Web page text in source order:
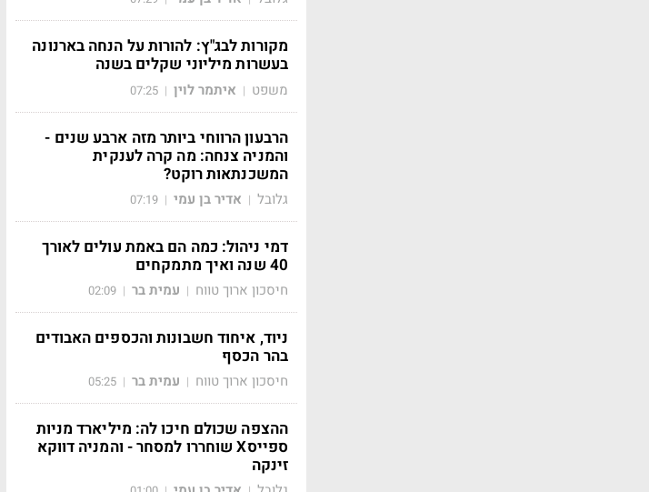
מקורות לבג"ץ: להורות על הנחה בארנונה
בעשרות מיליוני שקלים בשנה
משפט | איתמר לוין |
07:25
הרבעון הרווחי ביותר מזה ארבע שנים -
והמניה צנחה: מה קרה לענקית
המשכנתאות רוקט?
גלובל | אדיר בן עמי |
07:19
דמי ניהול: כמה הם באמת עולים לאורך
40 שנה ואיך מתמקחים
חיסכון ארוך טווח | עמית בר |
02:09
ניוד, איחוד חשבונות והכספים האבודים
בהר הכסף
חיסכון ארוך טווח | עמית בר |
05:25
ההצפה שכולם חיכו לה: מיליארד מניות
ספייסX שוחררו למסחר - והמניה דווקא
זינקה